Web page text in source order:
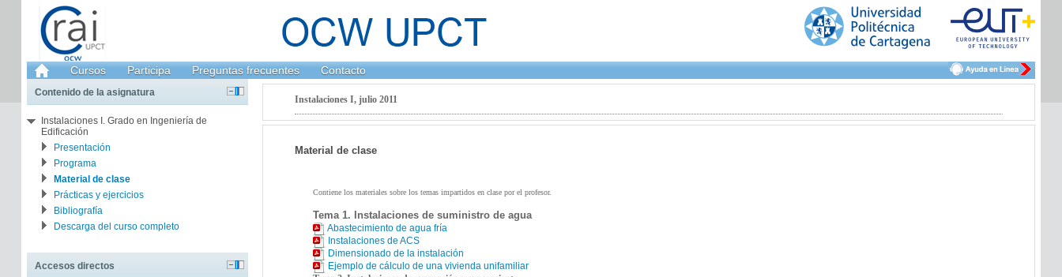
Cursos Participa Preguntas frecuentes Contacto
Instalaciones I, julio 2011
Material de clase
Contiene los materiales sobre los temas impartidos en clase por el profesor.
Tema 1. Instalaciones de suministro de agua
Abastecimiento de agua fría
Instalaciones de ACS
Dimensionado de la instalación
Ejemplo de cálculo de una vivienda unifamiliar
Contenido de la asignatura
Instalaciones I. Grado en Ingeniería de
Edificación
Presentación
Programa
Material de clase
Prácticas y ejercicios
Bibliografía
Descarga del curso completo
Accesos directos